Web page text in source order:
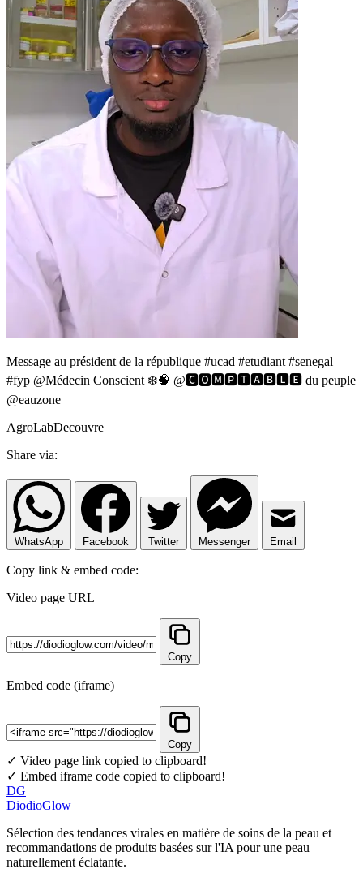
Message au président de la république #ucad #etudiant #senegal
#fyp @Médecin Conscient ❄️🧠 @🅲🅾🅼🅿🆃🅰🅱🅻🅴 du peuple
@eauzone
AgroLabDecouvre
Share via:
WhatsApp Facebook Twitter Messenger Email
Copy link & embed code:
Video page URL
Copy
Embed code (iframe)
Copy
✓ Video page link copied to clipboard!
✓ Embed iframe code copied to clipboard!
DG
DiodioGlow
Sélection des tendances virales en matière de soins de la peau et
recommandations de produits basées sur l'IA pour une peau
naturellement éclatante.